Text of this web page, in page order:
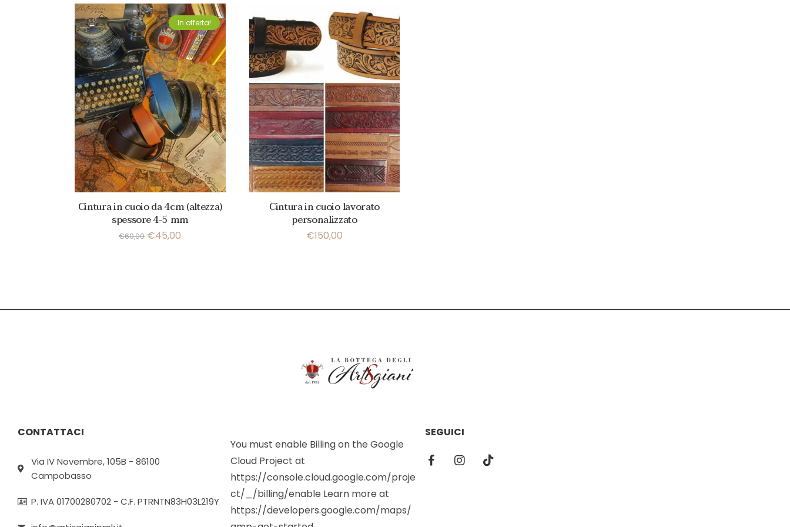
In offerta!
Cintura in cuoio da 4cm (altezza)
spessore 4-5 mm
€60,00 €45,00
Cintura in cuoio lavorato
personalizzato
€150,00
CONTATTACI
Via IV Novembre, 105B - 86100
Campobasso
P. IVA 01700280702 - C.F. PTRNTN83H03L219Y
You must enable Billing on the Google
Cloud Project at
https://console.cloud.google.com/proje
ct/_/billing/enable Learn more at
https://developers.google.com/maps/
SEGUICI